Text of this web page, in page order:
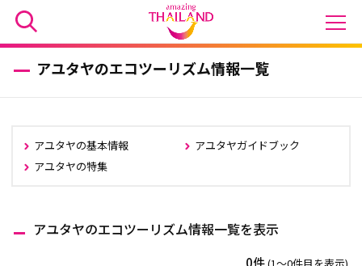
アユタヤのエコツーリズム情報一覧
アユタヤの基本情報
アユタヤガイドブック
アユタヤの特集
アユタヤのエコツーリズム情報一覧を表示
0件